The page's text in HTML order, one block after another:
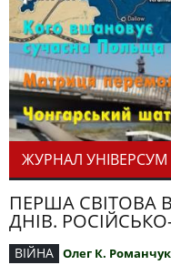
ЖУРНАЛ УНІВЕРСУМ
ПЕРША СВІТОВА
ДНІВ.
ВІЙНА Олег К. Романчук